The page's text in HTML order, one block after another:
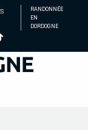
RANDONNÉE
EN
DORDOGNE